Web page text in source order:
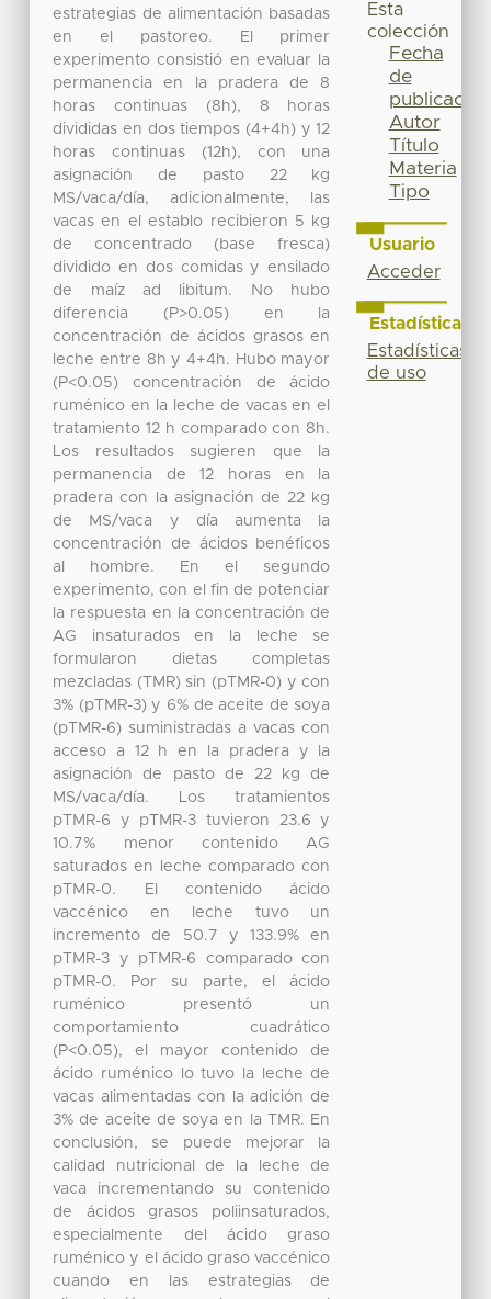
estrategias de alimentación basadas
en el pastoreo. El primer
experimento consistió en evaluar la
permanencia en la pradera de 8
horas continuas (8h), 8 horas
divididas en dos tiempos (4+4h) y 12
horas continuas (12h), con una
asignación de pasto 22 kg
MS/vaca/día, adicionalmente, las
vacas en el establo recibieron 5 kg
de concentrado (base fresca)
dividido en dos comidas y ensilado
de maíz ad libitum. No hubo
diferencia (P>0.05) en la
concentración de ácidos grasos en
leche entre 8h y 4+4h. Hubo mayor
(P<0.05) concentración de ácido
ruménico en la leche de vacas en el
tratamiento 12 h comparado con 8h.
Los resultados sugieren que la
permanencia de 12 horas en la
pradera con la asignación de 22 kg
de MS/vaca y día aumenta la
concentración de ácidos benéficos
al hombre. En el segundo
experimento, con el fin de potenciar
la respuesta en la concentración de
AG insaturados en la leche se
formularon dietas completas
mezcladas (TMR) sin (pTMR-0) y con
3% (pTMR-3) y 6% de aceite de soya
(pTMR-6) suministradas a vacas con
acceso a 12 h en la pradera y la
asignación de pasto de 22 kg de
MS/vaca/día. Los tratamientos
pTMR-6 y pTMR-3 tuvieron 23.6 y
10.7% menor contenido AG
saturados en leche comparado con
pTMR-0. El contenido ácido
vaccénico en leche tuvo un
incremento de 50.7 y 133.9% en
pTMR-3 y pTMR-6 comparado con
pTMR-0. Por su parte, el ácido
ruménico presentó un
comportamiento cuadrático
(P<0.05), el mayor contenido de
ácido ruménico lo tuvo la leche de
vacas alimentadas con la adición de
3% de aceite de soya en la TMR. En
conclusión, se puede mejorar la
calidad nutricional de la leche de
vaca incrementando su contenido
de ácidos grasos poliinsaturados,
especialmente del ácido graso
ruménico y el ácido graso vaccénico
cuando en las estrategias de
Esta
colección
Fecha
de
publicación
Autor
Título
Materia
Tipo
Usuario
Acceder
Estadísticas
Estadísticas
de uso